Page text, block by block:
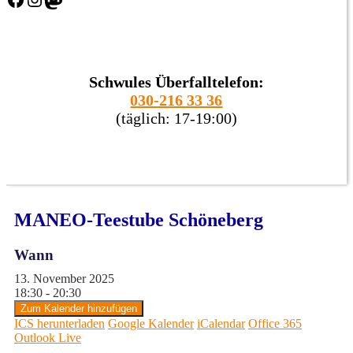
Schwules Überfalltelefon:
030-216 33 36
(täglich: 17-19:00)
MANEO-Teestube Schöneberg
Wann
13. November 2025
18:30 - 20:30
Zum Kalender hinzufügen
ICS herunterladen Google Kalender iCalendar Office 365
Outlook Live